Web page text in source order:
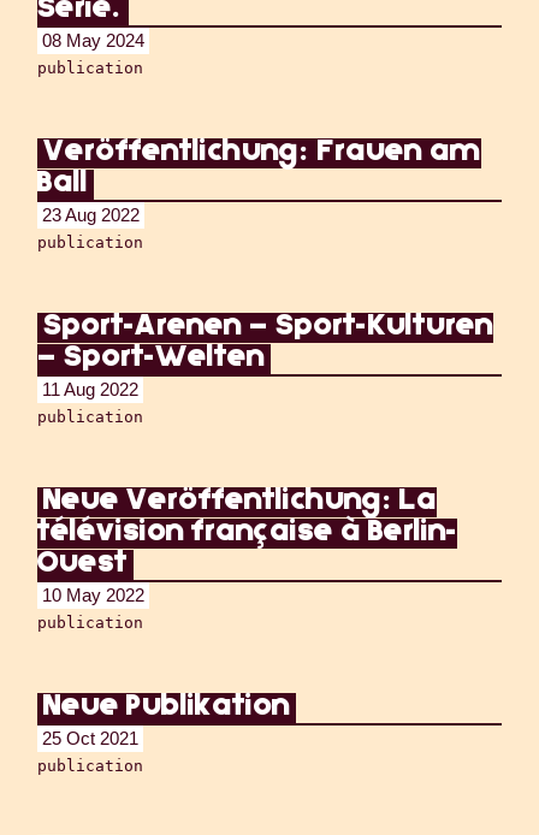
Serie.
08 May 2024
publication
Veröffentlichung: Frauen am
Ball
23 Aug 2022
publication
Sport-Arenen – Sport-Kulturen
– Sport-Welten
11 Aug 2022
publication
Neue Veröffentlichung: La
télévision française à Berlin-
Ouest
10 May 2022
publication
Neue Publikation
25 Oct 2021
publication